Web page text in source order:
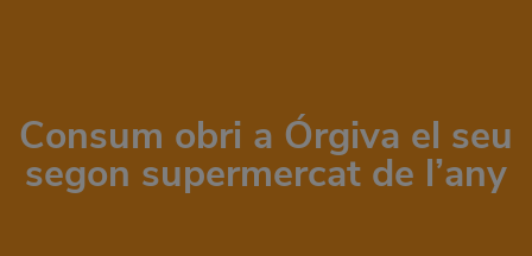
Consum obri a Órgiva el seu
segon supermercat de l’any